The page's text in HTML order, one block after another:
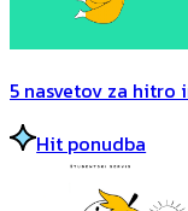
5 nasvetov za hitro
Hit ponudba